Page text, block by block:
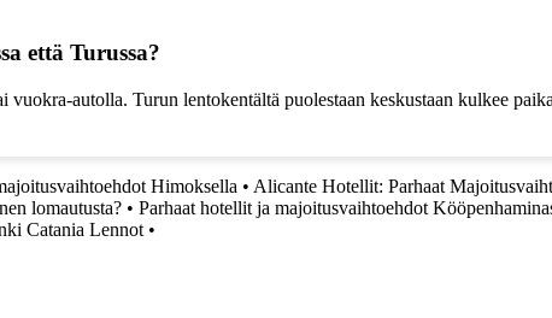
että Turussa?
autolla. Turun lentokentältä puolestaan keskustaan kulkee
Himoksella • Alicante Hotellit: Parhaat
lomautusta? • Parhaat hotellit ja majoitusvaihtoehdot
Catania Lennot •